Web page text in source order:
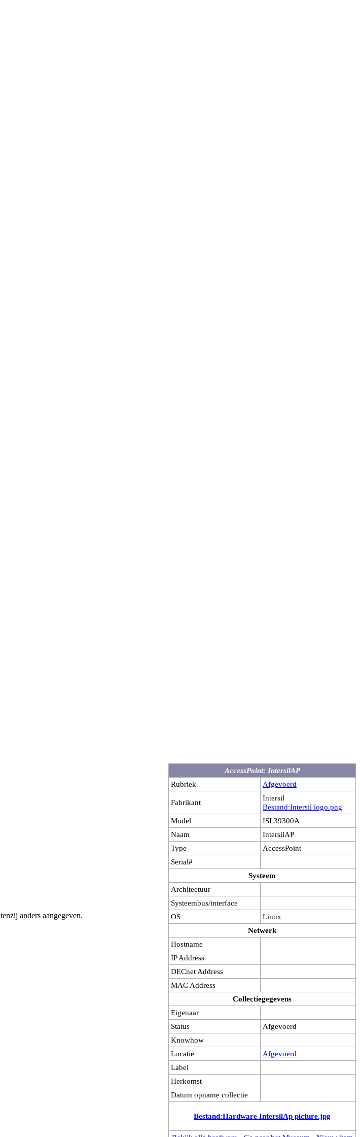
AccessPoint: IntersilAP
Rubriek
Afgevoerd
Fabrikant
Intersil
Bestand:Intersil logo.png
Model
ISL39300A
Naam
IntersilAP
Type
AccessPoint
Serial#
Systeem
Architectuur
Systeembus/interface
OS
Linux
Netwerk
Hostname
IP Address
DECnet Address
MAC Address
Collectiegegevens
Eigenaar
Status
Afgevoerd
Knowhow
Locatie
Afgevoerd
Label
Herkomst
Datum opname collectie
Bestand:Hardware IntersilAp picture.jpg
tenzij anders aangegeven.